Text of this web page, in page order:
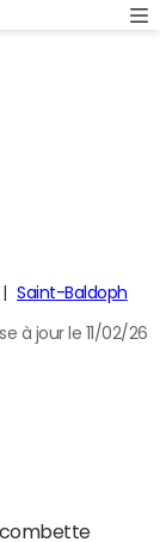
Saint-Baldoph
à jour le 11/02/26